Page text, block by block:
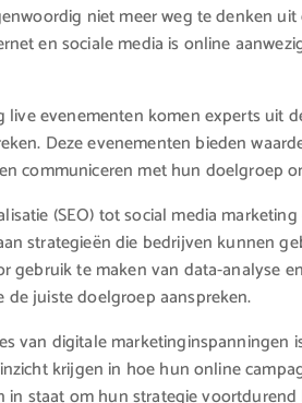
niet meer weg te denken
en sociale media is online
evenementen komen experts uit
Deze evenementen bieden
communiceren met hun doelgroep
(SEO) tot social media
strategieën die bedrijven kunnen
gebruik te maken van data-analyse
juiste doelgroep aanspreken.
van digitale marketinginspanningen
krijgen in hoe hun online